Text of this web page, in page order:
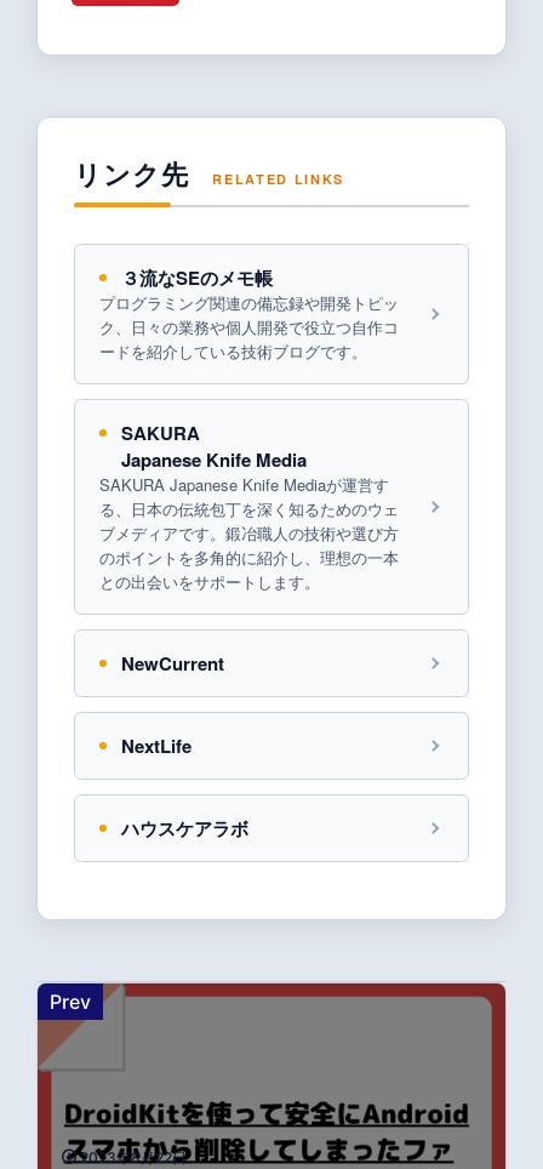
リンク先 RELATED LINKS
３流なSEのメモ帳
プログラミング関連の備忘録や開発トピッ
ク、日々の業務や個人開発で役立つ自作コ
ードを紹介している技術ブログです。
SAKURA
Japanese Knife Media
SAKURA Japanese Knife Mediaが運営す
る、日本の伝統包丁を深く知るためのウェ
ブメディアです。鍛冶職人の技術や選び方
のポイントを多角的に紹介し、理想の一本
との出会いをサポートします。
NewCurrent
NextLife
ハウスケアラボ
Prev
2023年8月22日